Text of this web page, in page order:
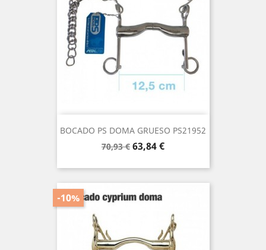
BOCADO PS DOMA GRUESO PS21952
Precio
70,93 € Precio
63,84 €
-10%